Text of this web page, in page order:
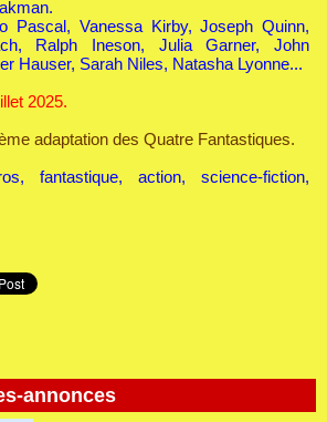
annonces
Pascal, Vanessa Kirby, Joseph Quinn,
Ralph Ineson, Julia Garner, John
Hauser, Sarah Niles, Natasha Lyonne...
2025.
adaptation des Quatre Fantastiques.
fantastique, action, science-fiction,